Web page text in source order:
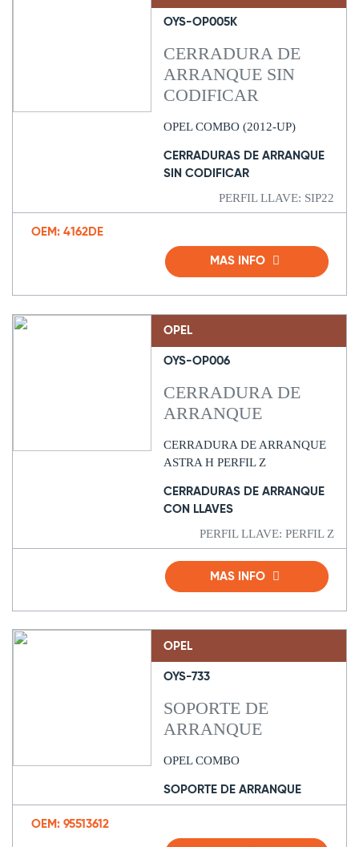
OYS-OP005K
CERRADURA DE
ARRANQUE SIN
CODIFICAR
OPEL COMBO (2012-UP)
CERRADURAS DE ARRANQUE
SIN CODIFICAR
PERFIL LLAVE: SIP22
OEM: 4162DE
MAS INFO
OPEL
OYS-OP006
CERRADURA DE
ARRANQUE
CERRADURA DE ARRANQUE
ASTRA H PERFIL Z
CERRADURAS DE ARRANQUE
CON LLAVES
PERFIL LLAVE: PERFIL Z
MAS INFO
OPEL
OYS-733
SOPORTE DE
ARRANQUE
OPEL COMBO
SOPORTE DE ARRANQUE
OEM: 95513612